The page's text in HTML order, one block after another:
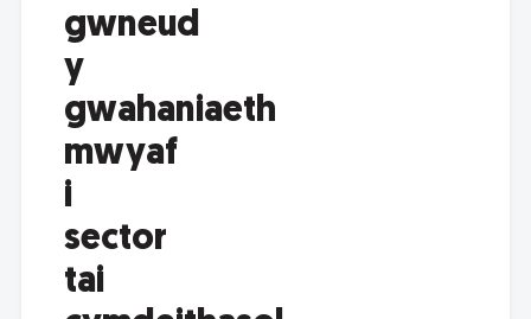
gwneud
y
gwahaniaeth
mwyaf
i
sector
tai